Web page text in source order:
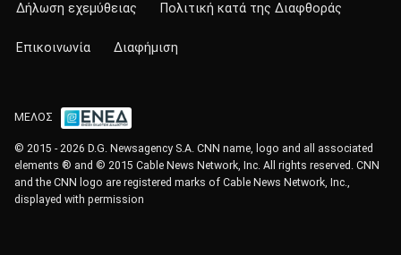
Δήλωση εχεμύθειας Πολιτική κατά της Διαφθοράς
Επικοινωνία Διαφήμιση
ΜΕΛΟΣ
© 2015 - 2026 D.G. Newsagency S.A. CNN name, logo and all associated
elements ® and © 2015 Cable News Network, Inc. All rights reserved. CNN
and the CNN logo are registered marks of Cable News Network, Inc.,
displayed with permission